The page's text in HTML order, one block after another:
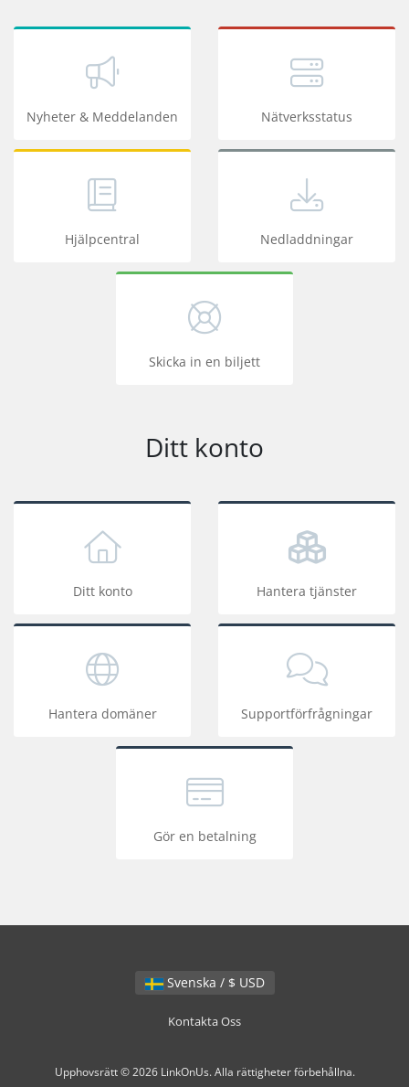
Nyheter & Meddelanden Nätverksstatus
Hjälpcentral Nedladdningar
Skicka in en biljett
Ditt konto
Ditt konto Hantera tjänster
Hantera domäner Supportförfrågningar
Gör en betalning
Svenska / $ USD
Kontakta Oss
Upphovsrätt © 2026 LinkOnUs. Alla rättigheter förbehållna.